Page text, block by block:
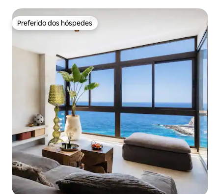
Preferido dos hóspedes
Preferido dos hóspedes